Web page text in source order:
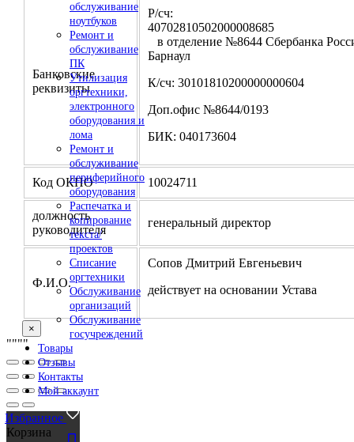
обслуживание
ноутбуков
Ремонт и
обслуживание
ПК
Утилизация
оргтехники,
электронного
оборудования и
лома
Ремонт и
обслуживание
периферийного
оборудования
Распечатка и
копирование
текста/
проектов
Списание
оргтехники
Обслуживание
организаций
Обслуживание
госучреждений
Товары
Отзывы
Контакты
Мой аккаунт
Банковские
реквизиты
Р/сч:
в отделение №8644 Сбербанка
Барнаул
К/сч: 30101810200000000604
Доп.офис №8644/0193
БИК: 040173604
Код ОКПО 10024711
должность
руководителя
генеральный директор
Ф.И.О.
Сопов Дмитрий Евгеньевич
действует на основании Устава
×
""""